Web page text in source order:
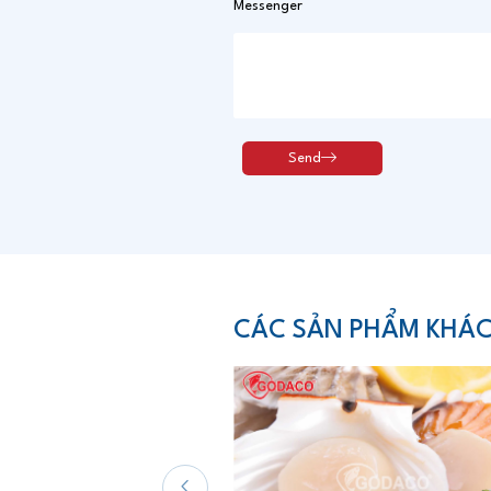
Messenger
CÁC SẢN PHẨM